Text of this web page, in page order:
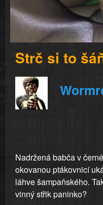
Strč si to
Nadržená babča v
okovanou ptákovnicí
láhve šampaňského.
vinný střik paninko?